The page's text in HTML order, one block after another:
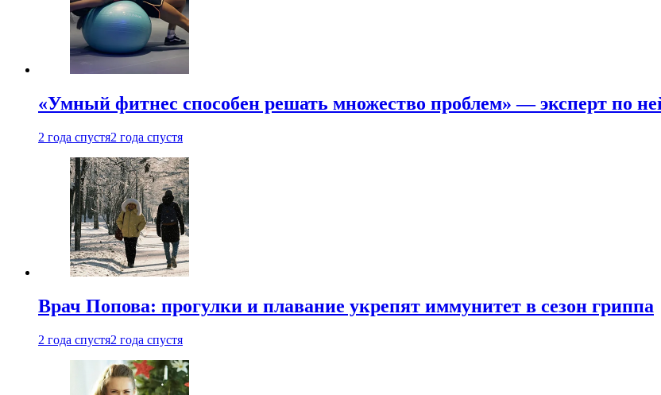
«Умный фитнес способен решать множество проблем» — эксперт по
2 года спустя2 года спустя
Врач Попова: прогулки и плавание укрепят иммунитет в сезон гриппа
2 года спустя2 года спустя